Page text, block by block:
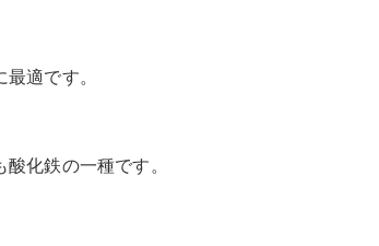
適です。
化鉄の一種です。